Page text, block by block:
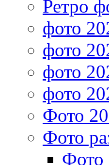
Ретро
фото
фото
фото
фото
Фото
Фото
Фото